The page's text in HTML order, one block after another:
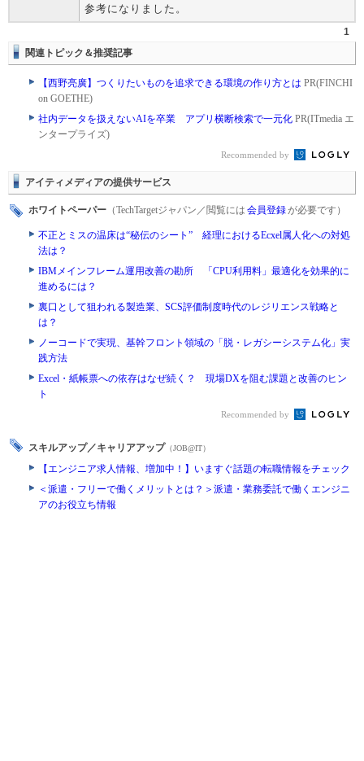
参考になりました。
1
関連トピック＆推奨記事
【西野亮廣】つくりたいものを追求できる環境の作り方とは PR(FINCHI
on GOETHE)
社内データを扱えないAIを卒業 アプリ横断検索で一元化 PR(ITmedia エ
ンタープライズ)
Recommended by
アイティメディアの提供サービス
ホワイトペーパー （TechTargetジャパン／閲覧には 会員登録が必要です）
不正とミスの温床は“秘伝のシート” 経理におけるEcxel属人化への対処
法は？
IBMメインフレーム運用改善の勘所 「CPU利用料」最適化を効果的に
進めるには？
裏口として狙われる製造業、SCS評価制度時代のレジリエンス戦略と
は？
ノーコードで実現、基幹フロント領域の「脱・レガシーシステム化」実
践方法
Excel・紙帳票への依存はなぜ続く？ 現場DXを阻む課題と改善のヒン
ト
Recommended by
スキルアップ／キャリアアップ （JOB@IT）
【エンジニア求人情報、増加中！】いますぐ話題の転職情報をチェック
＜派遣・フリーで働くメリットとは？＞派遣・業務委託で働くエンジニ
アのお役立ち情報